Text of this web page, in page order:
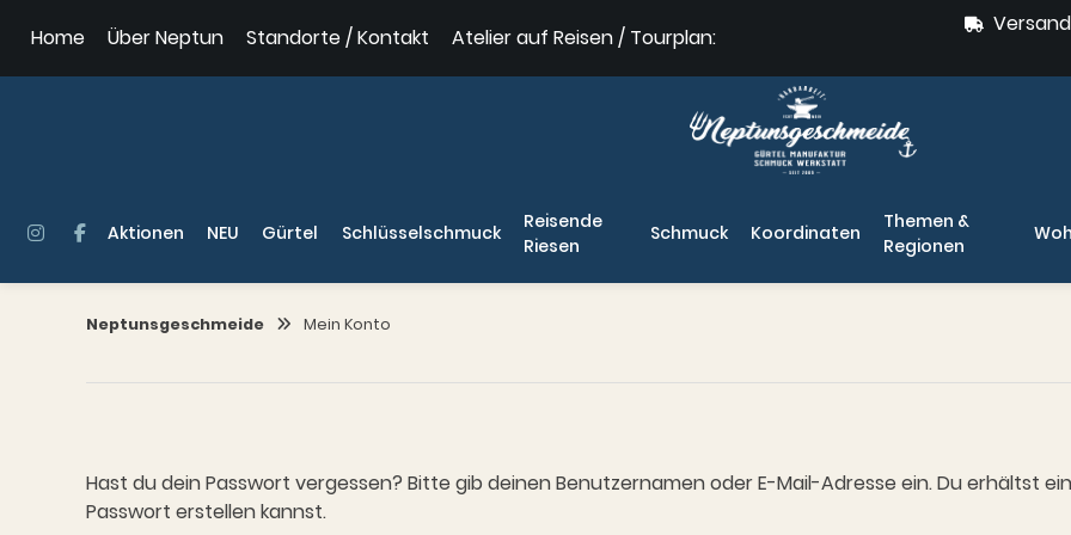
zum
Inhalt
Home Über Neptun Standorte / Kontakt Atelier auf Reisen / Tourplan:
Aktionen NEU Gürtel Schlüsselschmuck
Reisende
Riesen
Schmuck Koordinaten
Themen &
Regionen
Neptunsgeschmeide Mein Konto
Hast du dein Passwort vergessen? Bitte gib deinen Benutzernamen oder E-Mail-Adresse ein. Du erhältst
Passwort erstellen kannst.